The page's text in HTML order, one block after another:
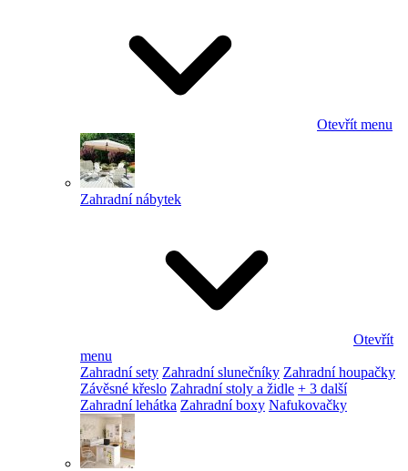
Otevřít menu
Zahradní nábytek
Otevřít
menu
Zahradní sety Zahradní slunečníky Zahradní houpačky
Závěsné křeslo Zahradní stoly a židle + 3 další
Zahradní lehátka Zahradní boxy Nafukovačky